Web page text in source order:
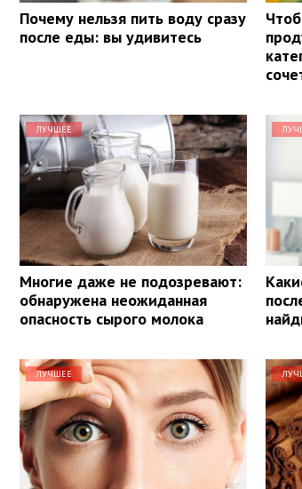
Почему нельзя пить воду сразу
после еды: вы удивитесь
ЛУЧШЕЕ
Многие даже не подозревают:
обнаружена неожиданная
опасность сырого молока
ЛУЧШЕЕ